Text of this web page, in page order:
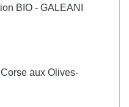
BIO - GALEANI
aux Olives-